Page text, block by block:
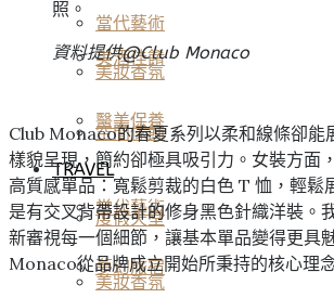
美酒佳餚
空間傢飾
當代藝術
美妝香氛
當代藝術
美妝香氛
醫美保養
TRAVEL
度假天堂
夢幻旅宿
照。
資料提供@Club Monaco
Club Monaco的春夏系列以柔和線條卻能
樣貌呈現，簡約卻極具吸引力。女裝方面
高質感單品：寬鬆剪裁的白色 T 恤，輕鬆
是有交叉背帶設計的修身黑色針織洋裝。
新審視每一個細節，讓基本單品變得更具
Monaco從品牌成立開始所秉持的核心理